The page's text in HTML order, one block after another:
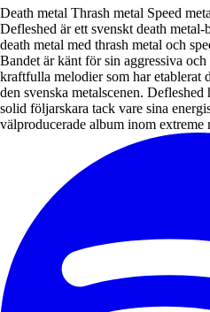
Death metal Thrash metal Speed
Defleshed är ett svenskt death
death metal med thrash metal och
Bandet är känt för sin aggressiva
kraftfulla melodier som har etablerat
den svenska metalscenen.
solid följarskara tack vare sina
välproducerade album inom extreme